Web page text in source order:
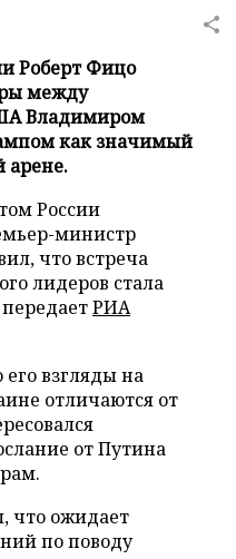
Роберт Фицо
между
Владимиром
как значимый
арене.
России
министр
что встреча
лидеров стала
РИА
взгляды на
отличаются от
от Путина
что ожидает
по поводу